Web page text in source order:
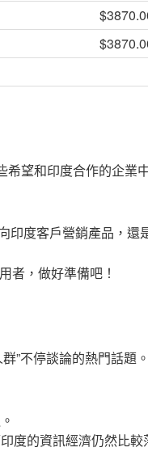
望和印度合作的企業
印度客戶營銷產品，還
者，做好準備吧！
”不停談論的熱門話題。
度的資訊經濟仍然比較